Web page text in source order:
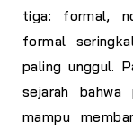
tiga: formal,
formal
paling unggul.
sejarah bahwa
mampu